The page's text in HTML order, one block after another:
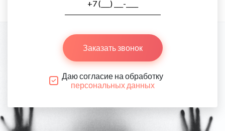
Заказать звонок
Даю согласие на обработку
персональных данных